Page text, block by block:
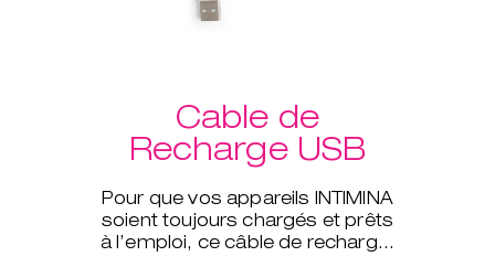
Cable de
Recharge USB
Pour que vos appareils INTIMINA
soient toujours chargés et prêts
à l’emploi, ce câble de recharge,